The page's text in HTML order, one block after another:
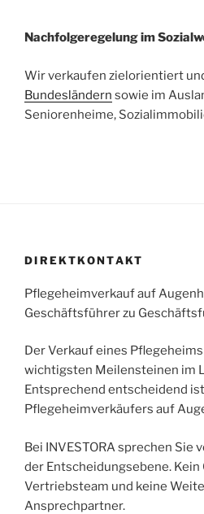
Nachfolgeregelung im
Wir verkaufen zielorientiert
Bundesländern sowie im
Seniorenheime,
DIREKTKONTAKT
Pflegeheimverkauf auf
Geschäftsführer zu
Der Verkauf eines
wichtigsten Meilensteinen im
Entsprechend entscheidend
Pflegeheimverkäufers auf
Bei INVESTORA sprechen Sie
der Entscheidungsebene. Kein
Vertriebsteam und keine
Ansprechpartner.